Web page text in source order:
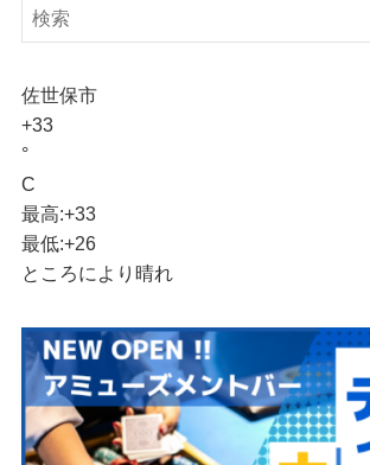
佐世保市
+33
°
C
最高:+33
最低:+26
ところにより晴れ